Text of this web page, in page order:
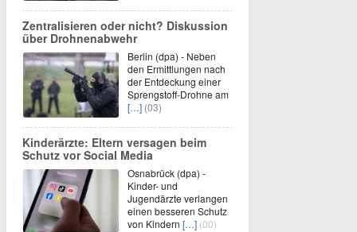
Zentralisieren oder nicht? Diskussion
über Drohnenabwehr
Berlin (dpa) - Neben
den Ermittlungen nach
der Entdeckung einer
Sprengstoff-Drohne am
[…] (03)
Kinderärzte: Eltern versagen beim
Schutz vor Social Media
Osnabrück (dpa) -
Kinder- und
Jugendärzte verlangen
einen besseren Schutz
von Kindern […] (00)